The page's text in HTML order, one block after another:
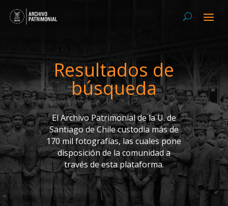
Resultados de
búsqueda
El Archivo Patrimonial de la U. de
Santiago de Chile custodia más de
170 mil fotografías, las cuales pone
disposición de la comunidad a
través de esta plataforma.